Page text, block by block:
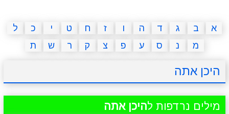
איש תלוי מדריכים פוקימון גו מצא הבדלים
יצירה משחקי בנות אשליות חדשות
א ב ג ד ה ו ז ח ט י כ
ל
מ
נ ס ע פ צ ק ר ש ת
היכן אתה
מילים נרדפות להיכן אתה